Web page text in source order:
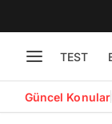
TEST
Güncel Konular